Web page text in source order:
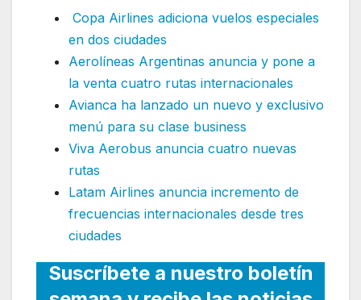
Copa Airlines adiciona vuelos especiales
en dos ciudades
Aerolíneas Argentinas anuncia y pone a
la venta cuatro rutas internacionales
Avianca ha lanzado un nuevo y exclusivo
menú para su clase business
Viva Aerobus anuncia cuatro nuevas
rutas
Latam Airlines anuncia incremento de
frecuencias internacionales desde tres
ciudades
Suscríbete a nuestro boletín